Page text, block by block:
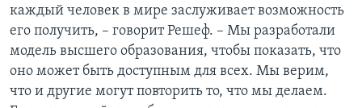
каждый человек в мире заслуживает возможность
его получить, – говорит Решеф. – Мы разработали
модель высшего образования, чтобы показать, что
оно может быть доступным для всех. Мы верим,
что и другие могут повторить то, что мы делаем.